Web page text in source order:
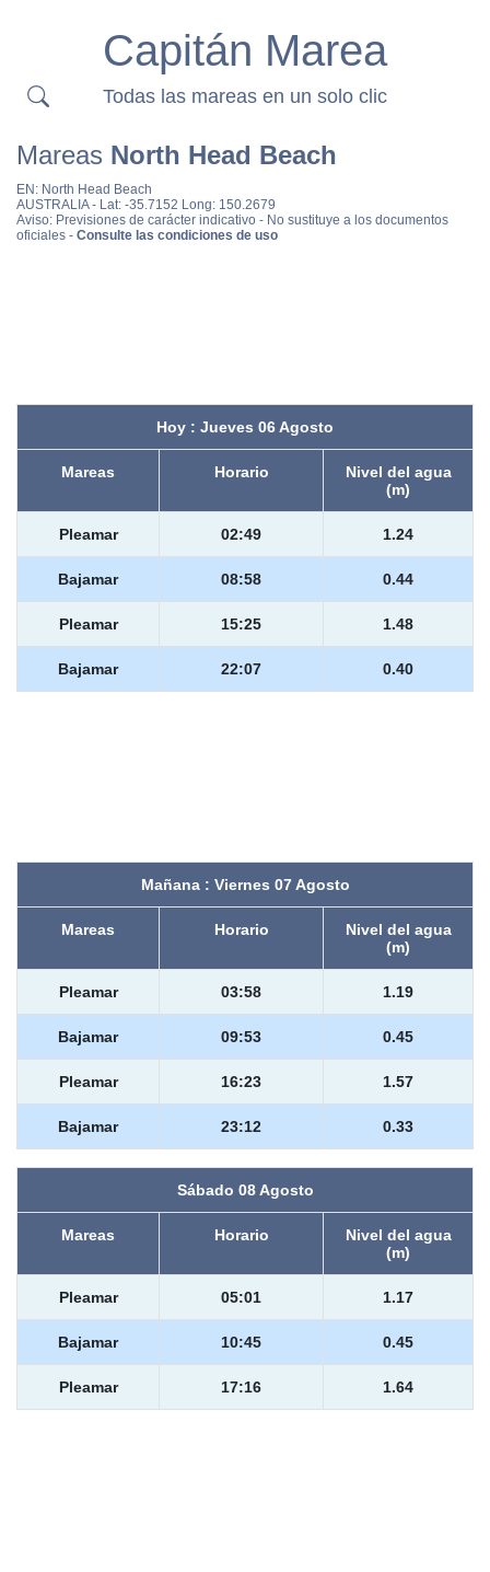
Capitán Marea
Todas las mareas en un solo clic
Mareas North Head Beach
EN: North Head Beach
AUSTRALIA- Lat: -35.7152 Long: 150.2679
Aviso: Previsiones de carácter indicativo - No sustituye a los documentos
oficiales - Consulte las condiciones de uso
Hoy : Jueves 06 Agosto
Mareas Horario
Nivel del agua
(m)
Pleamar 02:49 1.24
Bajamar 08:58 0.44
Pleamar 15:25 1.48
Bajamar 22:07 0.40
Mañana : Viernes 07 Agosto
Mareas Horario
Nivel del agua
(m)
Pleamar 03:58 1.19
Bajamar 09:53 0.45
Pleamar 16:23 1.57
Bajamar 23:12 0.33
Sábado 08 Agosto
Mareas Horario
Nivel del agua
(m)
Pleamar 05:01 1.17
Bajamar 10:45 0.45
Pleamar 17:16 1.64